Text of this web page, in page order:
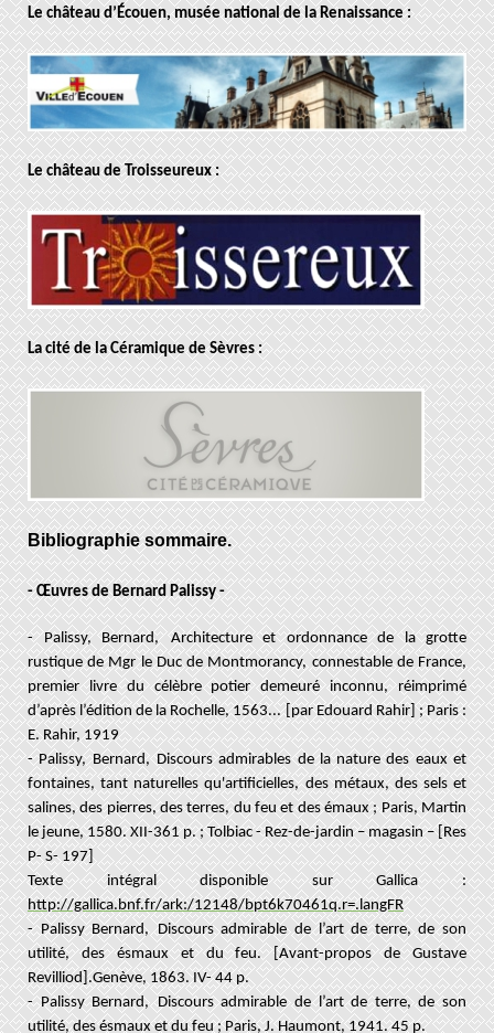
Le château d’Écouen, musée national de la Renaissance :
Le château de Troisseureux :
La cité de la Céramique de Sèvres :
Bibliographie sommaire.
- Œuvres de Bernard Palissy -
- Palissy, Bernard,
Architecture et ordonnance de la grotte
rustique de Mgr le Duc de Montmorancy, connestable de France,
premier livre du célèbre potier demeuré inconnu, réimprimé
d’après l’édition de la Rochelle, 1563... [par Edouard Rahir] ; Paris :
E. Rahir, 1919
- Palissy, Bernard, Discours admirables de la nature des eaux et
fontaines, tant naturelles qu'artificielles, des métaux, des sels et
salines, des pierres, des terres, du feu et des émaux ; Paris, Martin
le jeune, 1580. XII-361 p. ; Tolbiac - Rez-de-jardin – magasin – [Res
P- S- 197]
Texte intégral disponible sur Gallica :
http://gallica.bnf.fr/ark:/12148/bpt6k70461q.r=.langFR
- Palissy Bernard, Discours admirable de l’art de terre, de son
utilité, des ésmaux et du feu. [Avant-propos de Gustave
Revilliod].Genève, 1863. IV- 44 p.
- Palissy Bernard, Discours admirable de l’art de terre, de son
utilité, des ésmaux et du feu ; Paris, J. Haumont, 1941. 45 p.